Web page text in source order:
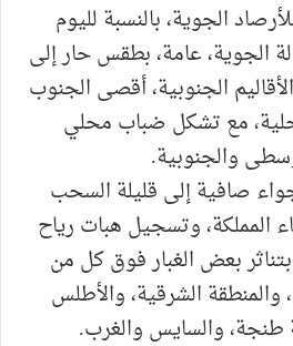
الجوية، بالنسبة لليوم
الجوية، عامة، بطقس حار إلى
الجنوبية، أقصى الجنوب
مع تشكل ضباب محلي
والجنوبية.
صافية إلى قليلة السحب
المملكة، وتسجيل هبات رياح
بعض الغبار فوق كل من
والمنطقة الشرقية، والأطلس
طنجة، والسايس والغرب.